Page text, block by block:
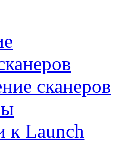
сканеров
к Launch